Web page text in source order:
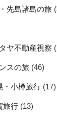
先島諸島の旅
ヤ不動産視察
スの旅 (46)
・小樽旅行 (17)
旅行 (13)